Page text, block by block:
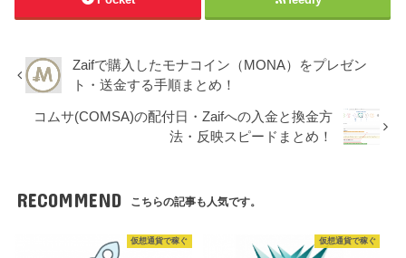
Zaifで購入したモナコイン（MONA）をプレゼン
ト・送金する手順まとめ！
コムサ(COMSA)の配付日・Zaifへの入金と換金方
法・反映スピードまとめ！
RECOMMEND こちらの記事も人気です。
仮想通貨で稼ぐ 仮想通貨で稼ぐ